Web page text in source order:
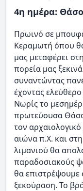
4η ημέρα:
Πρωινό σε
Κεραμωτή όπου
μας μεταφέρει
πορεία μας
συναντώντας
έχοντας
Νωρίς το
πρωτεύουσα
τον
αιώνα π.Χ. και
λιμανιού θα
παραδοσιακούς
θα επιστρέψουμε
ξεκούραση. Το